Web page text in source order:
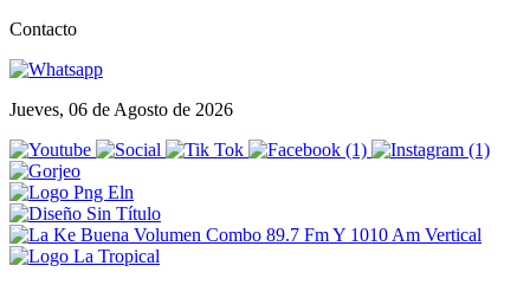
Contacto
Jueves, 06 de Agosto de 2026